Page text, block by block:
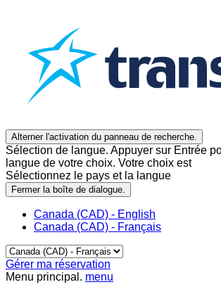
Alterner l'activation du panneau de recherche.
Sélection de langue. Appuyer sur Entrée
langue de votre choix. Votre choix est
Sélectionnez le pays et la langue
Fermer la boîte de dialogue.
Canada (CAD) - English
Canada (CAD) - Français
Gérer ma réservation
Menu principal. menu